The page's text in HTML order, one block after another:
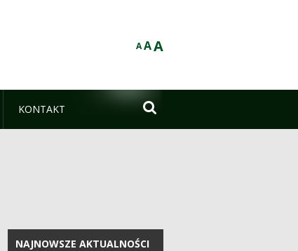
AAA
KONTAKT 
NAJNOWSZE AKTUALNOŚCI
NAJNOWSZE AKTUALNOŚCI